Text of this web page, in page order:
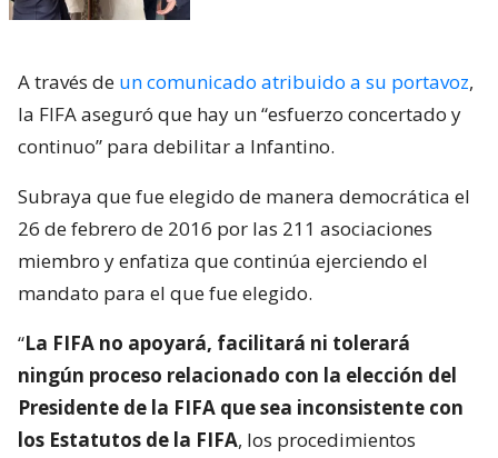
A través de un comunicado atribuido a su portavoz,
la FIFA aseguró que hay un “esfuerzo concertado y
continuo” para debilitar a Infantino.
Subraya que fue elegido de manera democrática el
26 de febrero de 2016 por las 211 asociaciones
miembro y enfatiza que continúa ejerciendo el
mandato para el que fue elegido.
“La FIFA no apoyará, facilitará ni tolerará
ningún proceso relacionado con la elección del
Presidente de la FIFA que sea inconsistente con
los Estatutos de la FIFA, los procedimientos